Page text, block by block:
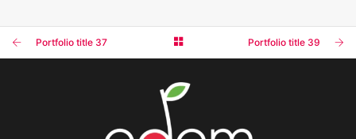
BRANDING AND BROCHURE
Portfolio title 37 Portfolio title 39